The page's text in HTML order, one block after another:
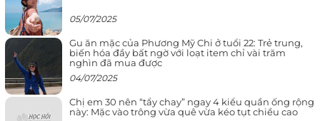
05/07/2025
Gu ăn mặc của Phương Mỹ Chi ở tuổi 22: Trẻ trung,
biến hóa đầy bất ngờ với loạt item chỉ vài trăm
nghìn đã mua được
04/07/2025
Chị em 30 nên “tẩy chay” ngay 4 kiểu quần ống rộng
này: Mặc vào trông vừa quê vừa kéo tụt chiều cao